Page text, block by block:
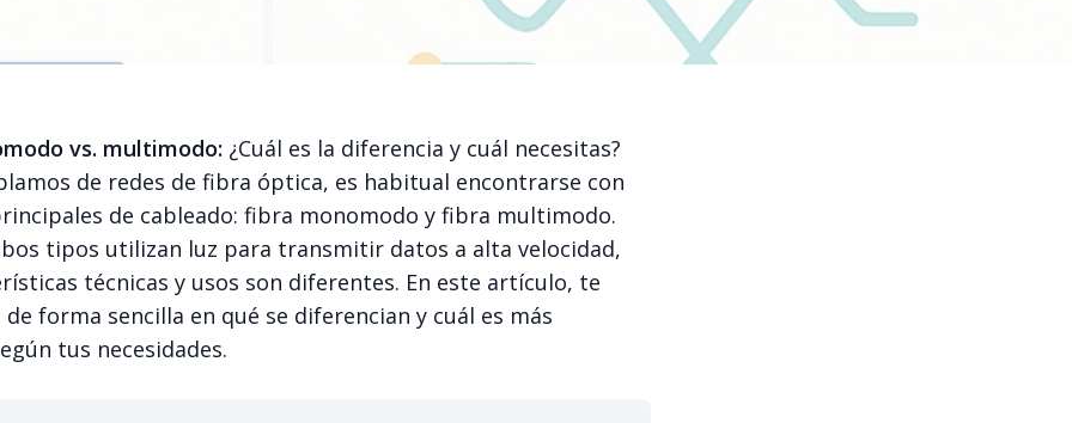
vs. multimodo: ¿Cuál es la diferencia y cuál necesitas?
de redes de fibra óptica, es habitual encontrarse con
de cableado: fibra monomodo y fibra multimodo.
tipos utilizan luz para transmitir datos a alta velocidad,
técnicas y usos son diferentes. En este artículo, te
forma sencilla en qué se diferencian y cuál es más
tus necesidades.